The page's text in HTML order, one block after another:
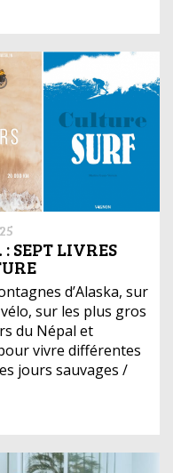
SEPT LIVRES
d’Alaska, sur
vélo, sur les plus gros
du Népal et
vivre différentes
jours sauvages /